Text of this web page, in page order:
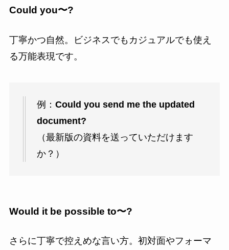
Could you〜?
丁寧かつ自然。ビジネスでもカジュアルでも使え
る万能表現です。
例： Could you send me the updated
document?
（最新版の資料を送っていただけます
か？）
Would it be possible to〜?
さらに丁寧で控えめな言い方。初対面やフォーマ